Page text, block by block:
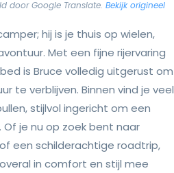
door Google Translate. Bekijk origineel
hij is je thuis op wielen,
Met een fijne rijervaring
is Bruce volledig uitgerust om
te verblijven. Binnen vind je veel
stijlvol ingericht om een
je nu op zoek bent naar
een schilderachtige roadtrip,
in comfort en stijl mee